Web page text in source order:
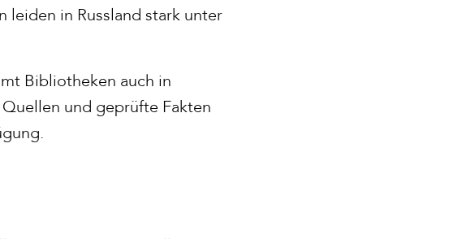
leiden in Russland stark unter
Bibliotheken auch in
und geprüfte Fakten